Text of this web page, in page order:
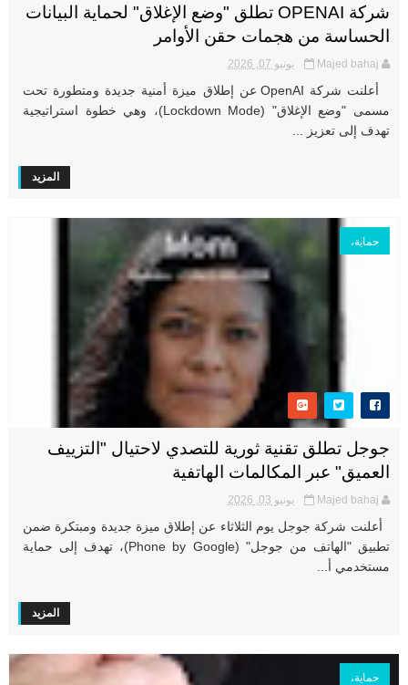
شركة OPENAI تطلق "وضع الإغلاق" لحماية البيانات
الحساسة من هجمات حقن الأوامر
Majed bahaj يونيو 07, 2026
أعلنت شركة OpenAI عن إطلاق ميزة أمنية جديدة ومتطورة تحت
مسمى "وضع الإغلاق" (Lockdown Mode)، وهي خطوة استراتيجية
تهدف إلى تعزيز ...
المزيد
حماية،
جوجل تطلق تقنية ثورية للتصدي لاحتيال "التزييف
العميق" عبر المكالمات الهاتفية
Majed bahaj يونيو 03, 2026
أعلنت شركة جوجل يوم الثلاثاء عن إطلاق ميزة جديدة ومبتكرة ضمن
تطبيق "الهاتف من جوجل" (Phone by Google)، تهدف إلى حماية
مستخدمي أ...
المزيد
حماية،